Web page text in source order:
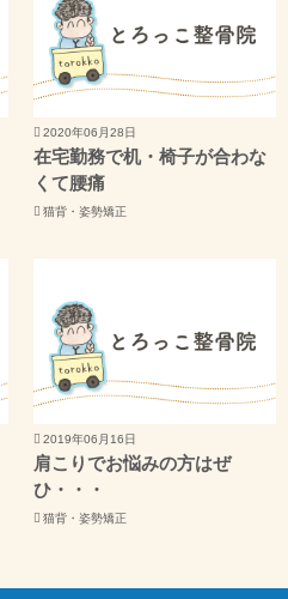
2020年06月28日
在宅勤務で机・椅子が合わな
くて腰痛
猫背・姿勢矯正
2019年06月16日
肩こりでお悩みの方はぜ
ひ・・・
猫背・姿勢矯正